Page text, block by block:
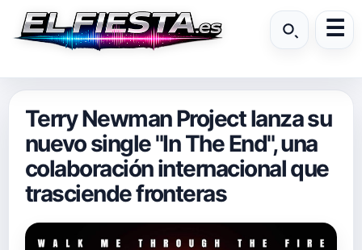
Terry Newman Project lanza su
nuevo single "In The End", una
colaboración internacional que
trasciende fronteras